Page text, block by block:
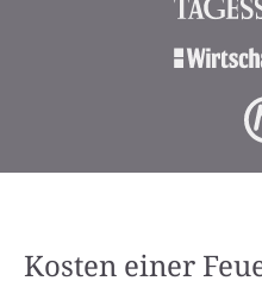
Kosten einer